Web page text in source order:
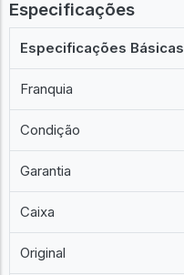
Especificações
Especificações Básicas
Franquia
Condição
Garantia
Caixa
Original